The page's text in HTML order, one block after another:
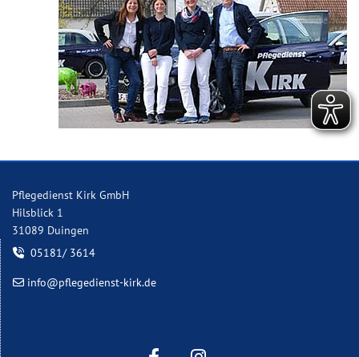
Pflegedienst Kirk GmbH
Hilsblick 1
31089 Duingen
 05181/ 3614
 info@pflegedienst-kirk.de